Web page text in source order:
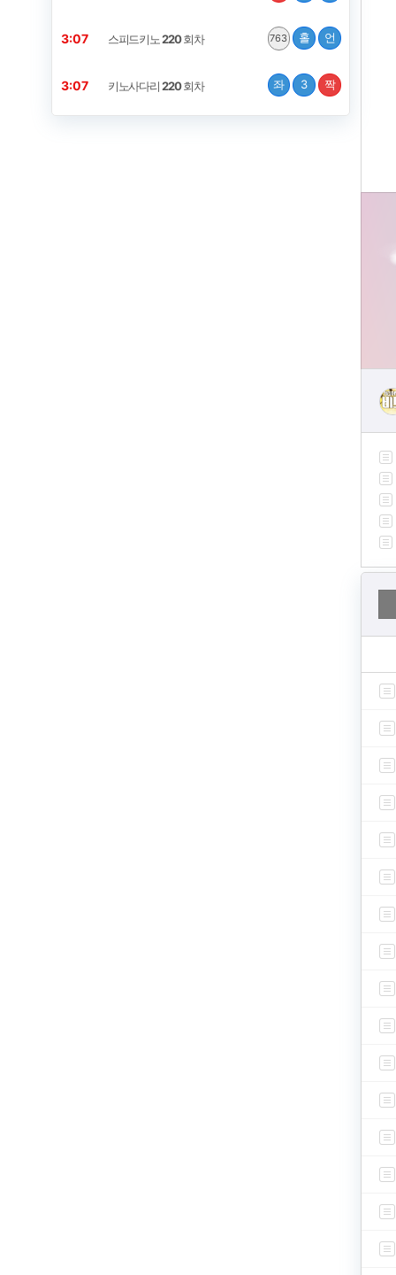
3:07 스피드키노220회차 763 홀 언
3:07 키노사다리220회차 좌 3 짝